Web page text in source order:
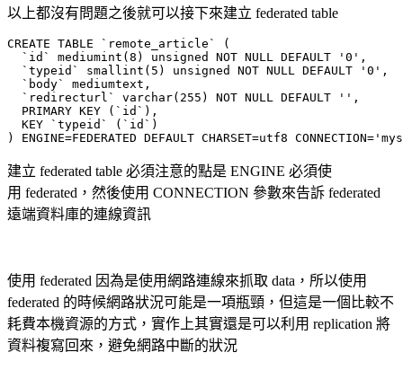
以上都沒有問題之後就可以接下來建立 federated table
CREATE TABLE `remote_article` (
  `id` mediumint(8) unsigned NOT NULL DEFAULT '0',
  `typeid` smallint(5) unsigned NOT NULL DEFAULT '0',
  `body` mediumtext,
  `redirecturl` varchar(255) NOT NULL DEFAULT '',
  PRIMARY KEY (`id`),
  KEY `typeid` (`id`)
) ENGINE=FEDERATED DEFAULT CHARSET=utf8
建立 federated table 必須注意的點是 ENGINE 必須使
用 federated，然後使用 CONNECTION 參數來告訴 federated
遠端資料庫的連線資訊
使用 federated 因為是使用網路連線來抓取 data，所以使用
federated 的時候網路狀況可能是一項瓶頸，但這是一個比較不
耗費本機資源的方式，實作上其實還是可以利用 replication 將
資料複寫回來，避免網路中斷的狀況